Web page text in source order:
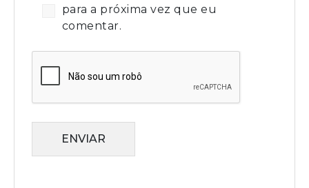
para a próxima vez que eu
comentar.
ENVIAR